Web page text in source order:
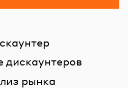
дискаунтеров
рынка